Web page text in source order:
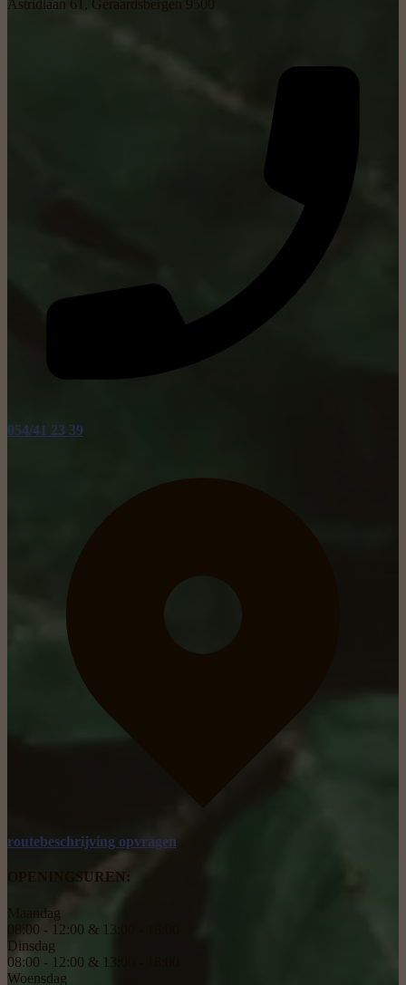
Astridlaan 61, Geraardsbergen 9500
054/41 23 39
routebeschrijving opvragen
OPENINGSUREN:
Maandag
08:00 - 12:00 & 13:00 - 18:00
Dinsdag
08:00 - 12:00 & 13:00 - 18:00
Woensdag